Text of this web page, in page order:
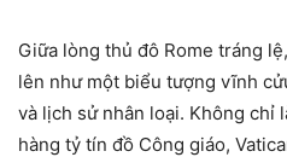
Giữa lòng thủ đô Rome tráng
lên như một biểu tượng vĩnh
và lịch sử nhân loại. Không chỉ
hàng tỷ tín đồ Công giáo,